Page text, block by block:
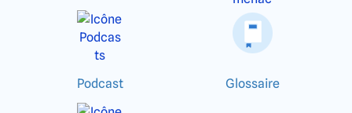
Podcast Glossaire